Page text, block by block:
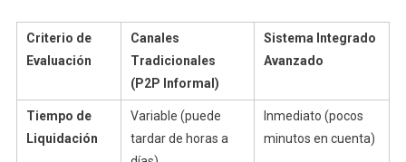
Criterio de
Evaluación
Canales
Tradicionales
(P2P Informal)
Sistema Integrado
Avanzado
Tiempo de
Liquidación
Variable (puede
tardar de horas a
Inmediato (pocos
minutos en cuenta)